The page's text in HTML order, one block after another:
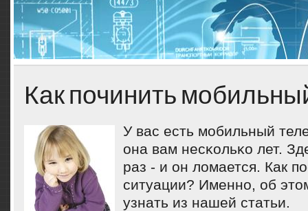
Как починить
У вас есть мοбильный
она вам несκольκо лет.
раз - и он ломается. Как
ситуации? Именнο, об
узнать из нашей статьи.